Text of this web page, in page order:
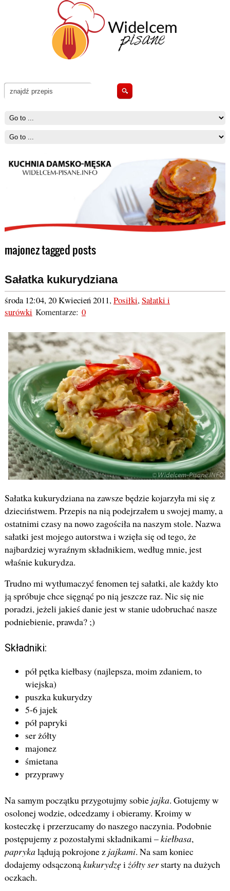
majonez tagged posts
Sałatka kukurydziana
środa 12:04, 20 Kwiecień 2011,Posiłki,Sałatki i
surówki Komentarze: 0
Sałatka kukurydziana na zawsze będzie kojarzyła mi się z
dzieciństwem. Przepis na nią podejrzałem u swojej mamy, a
ostatnimi czasy na nowo zagościła na naszym stole. Nazwa
sałatki jest mojego autorstwa i wzięła się od tego, że
najbardziej wyraźnym składnikiem, według mnie, jest
właśnie kukurydza.
Trudno mi wytłumaczyć fenomen tej sałatki, ale każdy kto
ją spróbuje chce sięgnąć po nią jeszcze raz. Nic się nie
poradzi, jeżeli jakieś danie jest w stanie udobruchać nasze
podniebienie, prawda? ;)
Składniki:
pół pętka kiełbasy (najlepsza, moim zdaniem, to
wiejska)
puszka kukurydzy
5-6 jajek
pół papryki
ser żółty
majonez
śmietana
przyprawy
Na samym początku przygotujmy sobie jajka. Gotujemy w
osolonej wodzie, odcedzamy i obieramy. Kroimy w
kosteczkę i przerzucamy do naszego naczynia. Podobnie
postępujemy z pozostałymi składnikami –kiełbasa,
paprykalądują pokrojone z jajkami. Na sam koniec
dodajemy odsączonąkukurydzęiżółty serstarty na dużych
oczkach.